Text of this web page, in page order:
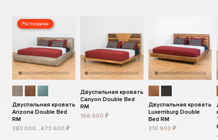
Распродажа
Двуспальная кровать
Arizona Double Bed
RM
383 000...473 600 ₽
Двуспальная кровать
Canyon Double Bed
RM
166 600 ₽
Двуспальная кровать
Luxemburg Double
Bed RM
310 900 ₽